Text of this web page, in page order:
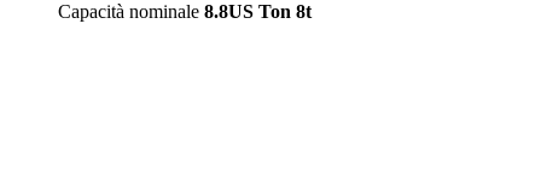
Capacità nominale 8.8US Ton 8t